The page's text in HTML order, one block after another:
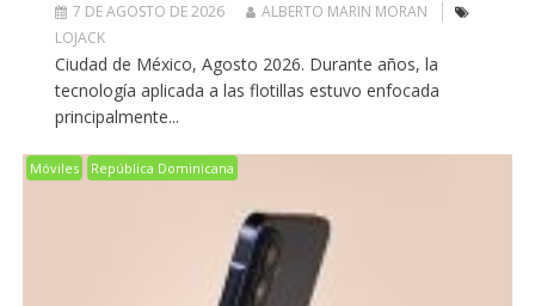
7 DE AGOSTO DE 2026
ALBERTO MARIN MORAN
LOJACK
Ciudad de México, Agosto 2026. Durante años, la
tecnología aplicada a las flotillas estuvo enfocada
principalmente...
Móviles República Dominicana